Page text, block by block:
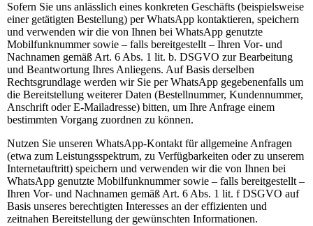
Sofern Sie uns anlässlich eines konkreten Geschäfts (beispielsweise
einer getätigten Bestellung) per WhatsApp kontaktieren, speichern
und verwenden wir die von Ihnen bei WhatsApp genutzte
Mobilfunknummer sowie – falls bereitgestellt – Ihren Vor- und
Nachnamen gemäß Art. 6 Abs. 1 lit. b. DSGVO zur Bearbeitung
und Beantwortung Ihres Anliegens. Auf Basis derselben
Rechtsgrundlage werden wir Sie per WhatsApp gegebenenfalls um
die Bereitstellung weiterer Daten (Bestellnummer, Kundennummer,
Anschrift oder E-Mailadresse) bitten, um Ihre Anfrage einem
bestimmten Vorgang zuordnen zu können.
Nutzen Sie unseren WhatsApp-Kontakt für allgemeine Anfragen
(etwa zum Leistungsspektrum, zu Verfügbarkeiten oder zu unserem
Internetauftritt) speichern und verwenden wir die von Ihnen bei
WhatsApp genutzte Mobilfunknummer sowie – falls bereitgestellt –
Ihren Vor- und Nachnamen gemäß Art. 6 Abs. 1 lit. f DSGVO auf
Basis unseres berechtigten Interesses an der effizienten und
zeitnahen Bereitstellung der gewünschten Informationen.